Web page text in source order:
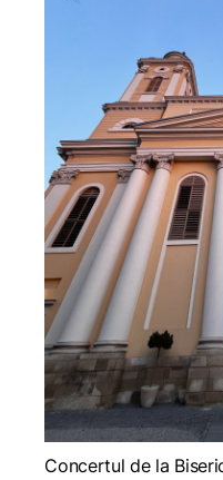
Concertul de la